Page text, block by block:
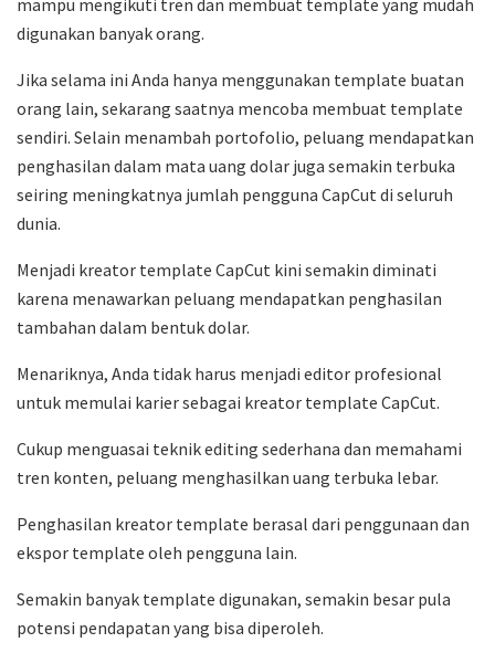
mampu mengikuti tren dan membuat template yang mudah
digunakan banyak orang.
Jika selama ini Anda hanya menggunakan template buatan
orang lain, sekarang saatnya mencoba membuat template
sendiri. Selain menambah portofolio, peluang mendapatkan
penghasilan dalam mata uang dolar juga semakin terbuka
seiring meningkatnya jumlah pengguna CapCut di seluruh
dunia.
Menjadi kreator template CapCut kini semakin diminati
karena menawarkan peluang mendapatkan penghasilan
tambahan dalam bentuk dolar.
Menariknya, Anda tidak harus menjadi editor profesional
untuk memulai karier sebagai kreator template CapCut.
Cukup menguasai teknik editing sederhana dan memahami
tren konten, peluang menghasilkan uang terbuka lebar.
Penghasilan kreator template berasal dari penggunaan dan
ekspor template oleh pengguna lain.
Semakin banyak template digunakan, semakin besar pula
potensi pendapatan yang bisa diperoleh.